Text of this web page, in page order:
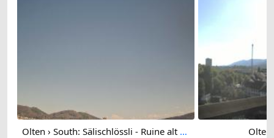
Olten › South: Sälischlössli - Ruine alt Wartburg